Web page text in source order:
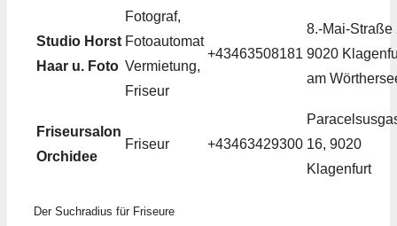
Studio Horst
Haar u. Foto
Fotograf,
Fotoautomat
Vermietung,
Friseur
+43463508181
8.-Mai-Straße
9020
am
Friseursalon
Orchidee
Friseur +43463429300 16, 9020
Klagenfurt
Der Suchradius für Friseure